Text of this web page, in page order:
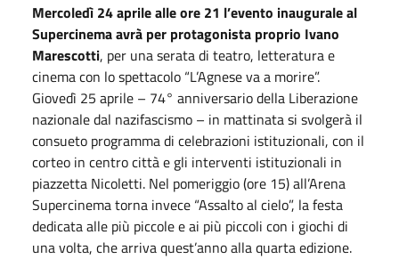
Mercoledì 24 aprile alle ore 21 l’evento inaugurale al
Supercinema avrà per protagonista proprio Ivano
Marescotti, per una serata di teatro, letteratura e
cinema con lo spettacolo “L’Agnese va a morire”.
Giovedì 25 aprile – 74° anniversario della Liberazione
nazionale dal nazifascismo – in mattinata si svolgerà il
consueto programma di celebrazioni istituzionali, con il
corteo in centro città e gli interventi istituzionali in
piazzetta Nicoletti. Nel pomeriggio (ore 15) all’Arena
Supercinema torna invece “Assalto al cielo”, la festa
dedicata alle più piccole e ai più piccoli con i giochi di
una volta, che arriva quest’anno alla quarta edizione.